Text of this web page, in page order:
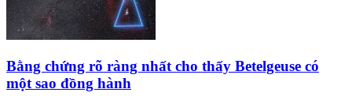
Bằng chứng rõ ràng nhất cho thấy Betelgeuse có
một sao đồng hành